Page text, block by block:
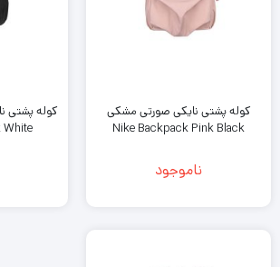
کوله پشتی نایکی صورتی مشکی
Nike Backpack Pink Black
ناموجود